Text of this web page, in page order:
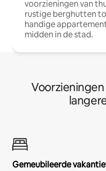
voorzieningen van
rustige berghutten
handige
midden in de stad.
Gemeubileerde